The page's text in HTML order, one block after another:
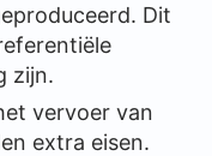
Dit
zijn.
vervoer van
extra eisen.